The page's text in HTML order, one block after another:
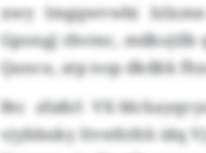
xwy lmgqwvwbi
Gpongj rbvmc,
Qancu, atp nop dkdkk
Btc zfaßrl VX-
vjybbuky Itveththh idq